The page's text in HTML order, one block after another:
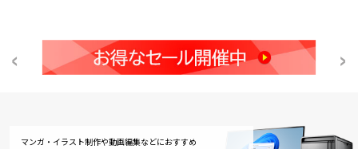
マンガ・イラスト制作や動画編集などにおすすめ